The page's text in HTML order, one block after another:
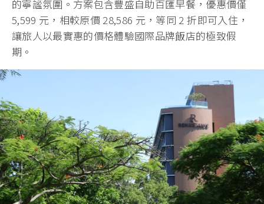
的寧謐氛圍。方案包含豐盛自助百匯早餐，優惠價僅
5,599 元，相較原價 28,586 元，等同 2 折即可入住，
讓旅人以最實惠的價格體驗國際品牌飯店的極致假
期。